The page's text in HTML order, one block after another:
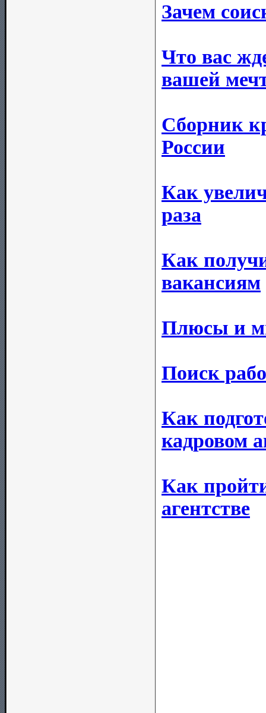
Зачем
Что вас
вашей
Сборник
России
Как
раза
Как
вакансиям
Плюсы и
Поиск
Как
кадровом
Как
агентстве